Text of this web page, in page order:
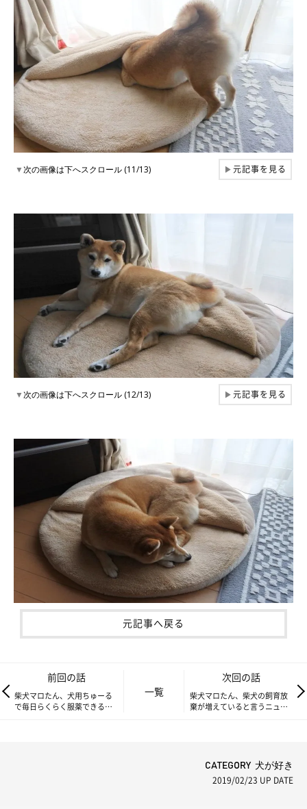
▼次の画像は下へスクロール (11/13) ▶元記事を見る
▼次の画像は下へスクロール (12/13) ▶元記事を見る
元記事へ戻る
前回の話
柴犬マロたん、犬用ちゅーる
で毎日らくらく服薬できるよ
一覧
次回の話
柴犬マロたん、柴犬の飼育放
棄が増えていると言うニュー
CATEGORY 犬が好き
2019/02/23 UP DATE